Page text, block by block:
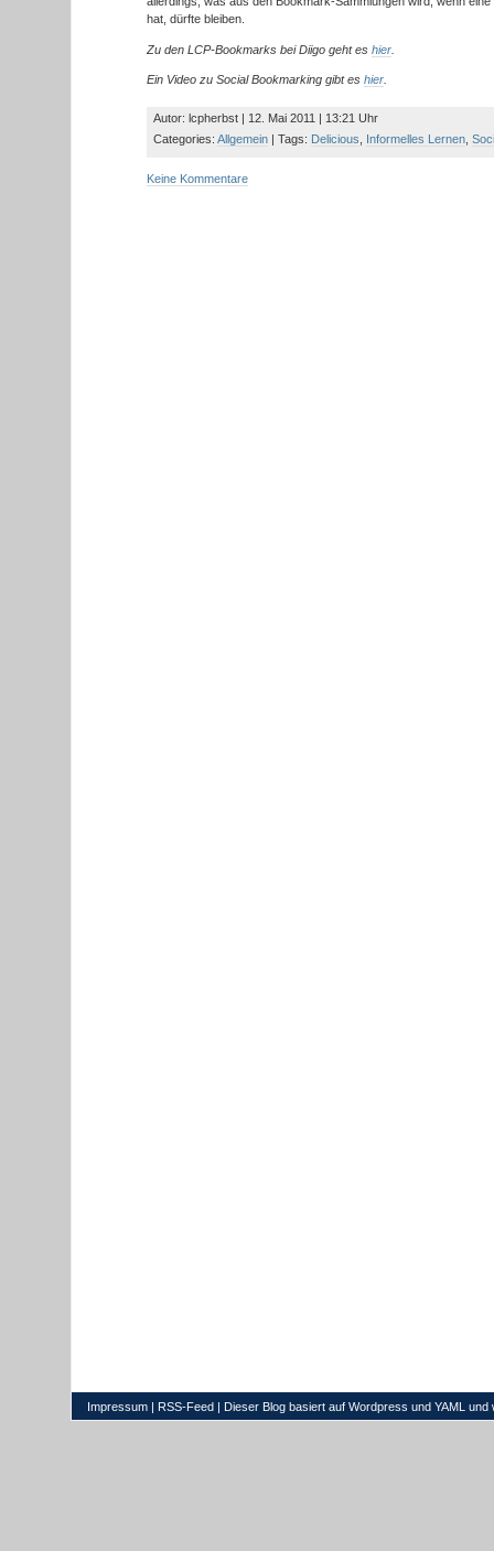
hat, dürfte bleiben.
Zu den LCP-Bookmarks bei Diigo geht es hier
Ein Video zu Social Bookmarking gibt es hier
Autor: lcpherbst | 12. Mai 2011 | 13:21 Uhr
Categories:Allgemein | Tags: Delicious Informelles Lernen ,
Keine Kommentare
Impressum | RSS-Feed | Dieser Blog basiert auf Wordpress und YAML und